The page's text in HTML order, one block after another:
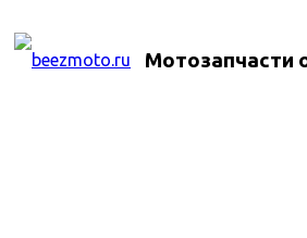
Мотозапчасти